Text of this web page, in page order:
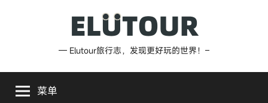
Elutour
旅
— Elutour旅行志，发现更好玩的世界！–
菜单